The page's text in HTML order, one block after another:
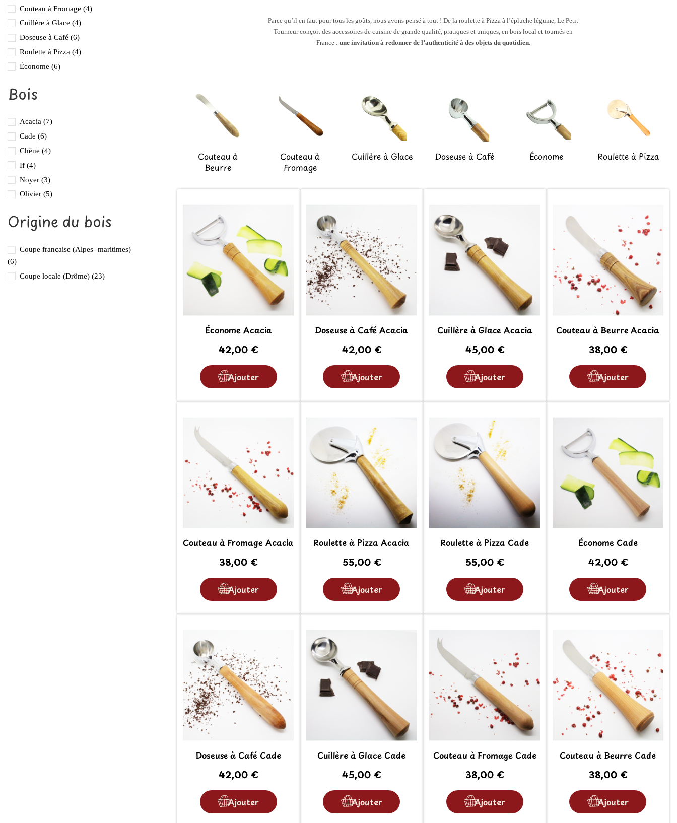
Parce qu’il en faut pour tous les goûts, nous avons pensé à tout ! De la roulette à Pizza à l’épluche légume, Le Petit
Tourneur conçoit des accessoires de cuisine de grande qualité, pratiques et uniques, en bois local et tournés en
France : une invitation à redonner de l’authenticité à des objets du quotidien.
Couteau à
Beurre
Couteau à
Fromage
Cuillère à Glace Doseuse à Café Économe Roulette à Pizza
Économe Acacia
42,00 €
Ajouter
Doseuse à Café Acacia
42,00 €
Ajouter
Cuillère à Glace Acacia
45,00 €
Ajouter
Couteau à Beurre Acacia
38,00 €
Ajouter
Couteau à Fromage Acacia
38,00 €
Ajouter
Roulette à Pizza Acacia
55,00 €
Ajouter
Roulette à Pizza Cade
55,00 €
Ajouter
Économe Cade
42,00 €
Ajouter
Doseuse à Café Cade
42,00 €
Ajouter
Cuillère à Glace Cade
45,00 €
Ajouter
Couteau à Fromage Cade
38,00 €
Ajouter
Couteau à Beurre Cade
38,00 €
Ajouter
Couteau à Fromage (4)
Cuillère à Glace (4)
Doseuse à Café (6)
Roulette à Pizza (4)
Économe (6)
Bois
Acacia (7)
Cade (6)
Chêne (4)
If (4)
Noyer (3)
Olivier (5)
Origine du bois
Coupe française (Alpes- maritimes)
(6)
Coupe locale (Drôme) (23)